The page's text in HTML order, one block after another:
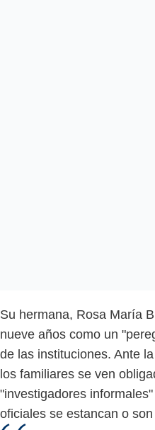
Su hermana, Rosa María
nueve años como un
de las instituciones. Ante
los familiares se ven
"investigadores
oficiales se estancan o